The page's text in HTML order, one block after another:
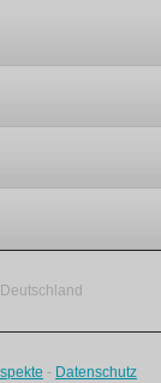
- Datenschutz